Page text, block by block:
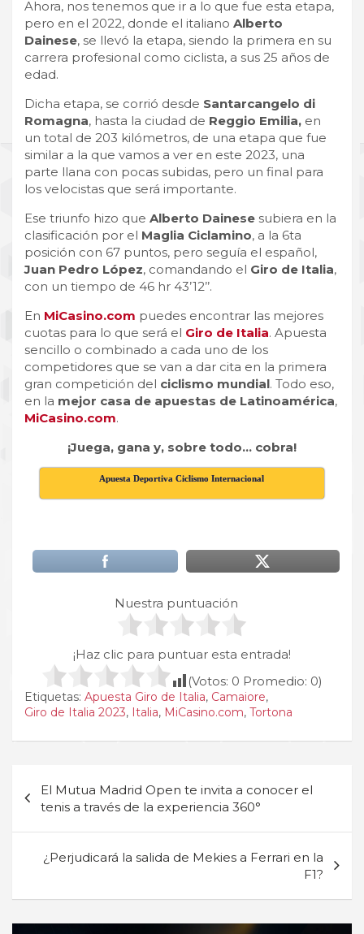
Ahora, nos tenemos que ir a lo que fue esta etapa,
pero en el 2022, donde el italiano Alberto
Dainese, se llevó la etapa, siendo la primera en su
carrera profesional como ciclista, a sus 25 años de
edad.
Dicha etapa, se corrió desde Santarcangelo di
Romagna, hasta la ciudad de Reggio Emilia, en
un total de 203 kilómetros, de una etapa que fue
similar a la que vamos a ver en este 2023, una
parte llana con pocas subidas, pero un final para
los velocistas que será importante.
Ese triunfo hizo que Alberto Dainese subiera en la
clasificación por el Maglia Ciclamino, a la 6ta
posición con 67 puntos, pero seguía el español,
Juan Pedro López, comandando el Giro de Italia,
con un tiempo de 46 hr 43’12’’.
En MiCasino.com puedes encontrar las mejores
cuotas para lo que será el Giro de Italia. Apuesta
sencillo o combinado a cada uno de los
competidores que se van a dar cita en la primera
gran competición del ciclismo mundial. Todo eso,
en la mejor casa de apuestas de Latinoamérica,
MiCasino.com.
¡Juega, gana y, sobre todo… cobra!
Apuesta Deportiva Ciclismo Internacional
Nuestra puntuación
¡Haz clic para puntuar esta entrada!
(Votos: 0 Promedio: 0)
Etiquetas: Apuesta Giro de Italia, Camaiore,
Giro de Italia 2023, Italia, MiCasino.com, Tortona
de
entradas
El Mutua Madrid Open te invita a conocer el
tenis a través de la experiencia 360°
¿Perjudicará la salida de Mekies a Ferrari en la
F1?